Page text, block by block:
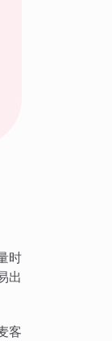
时
出
客